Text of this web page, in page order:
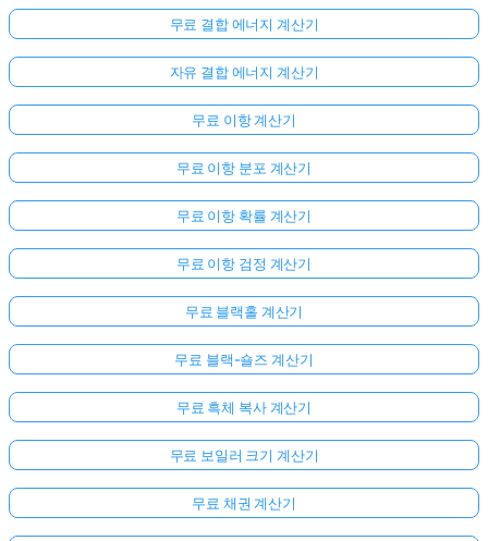
무료 결합 에너지 계산기
자유 결합 에너지 계산기
무료 이항 계산기
무료 이항 분포 계산기
무료 이항 확률 계산기
무료 이항 검정 계산기
무료 블랙홀 계산기
무료 블랙-숄즈 계산기
무료 흑체 복사 계산기
무료 보일러 크기 계산기
무료 채권 계산기